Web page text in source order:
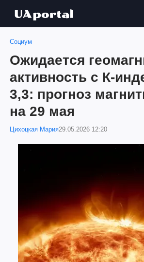
Социум
Ожидается
активность с К-
3,3: прогноз
на 29 мая
Цихоцкая Мария29.05.2026 12:20